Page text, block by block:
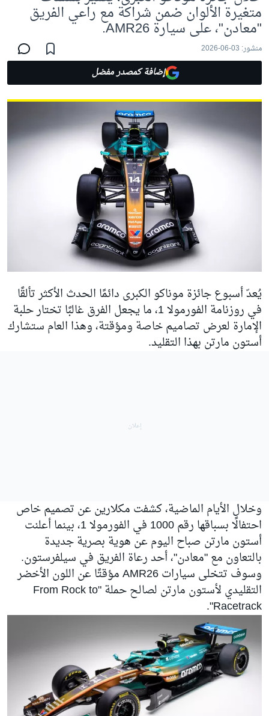
متغيرة الألوان ضمن شراكة مع راعي الفريق
"معادن"، على سيارة AMR26.
منشور: 03-06-2026
إضافة كمصدر مفضل
يُعدّ أسبوع جائزة موناكو الكبرى دائمًا الحدث الأكثر تألقًا
في روزنامة الفورمولا 1، ما يجعل الفرق غالبًا تختار حلبة
الإمارة لعرض تصاميم خاصة ومؤقتة، وهذا العام ستشارك
أستون مارتن بهذا التقليد.
وخلال الأيام الماضية، كشفت مكلارين عن تصميم خاص
احتفالًا بسباقها رقم 1000 في الفورمولا 1، بينما أعلنت
أستون مارتن صباح اليوم عن هوية بصرية جديدة
بالتعاون مع "معادن"، أحد رعاة الفريق في سيلفرستون.
وسوف تتخلى سيارات AMR26 مؤقتًا عن اللون الأخضر
التقليدي لأستون مارتن لصالح حملة "From Rock to
Racetrack".